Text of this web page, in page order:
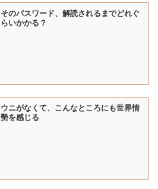
そのパスワード、解読されるまでどれぐ
らいかかる？
ウニがなくて、こんなところにも世界情
勢を感じる